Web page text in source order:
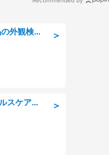
＞
デンソーの工場で自動車部品の外観検査/denso aichi
＞
08月開始/「土日祝休み」ヘルスケア業界の産業保健師/高時給/未経験OK/要資格:保健師、正看護師